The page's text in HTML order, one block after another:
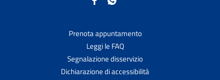
Prenota appuntamento
Leggi le FAQ
Segnalazione disservizio
Dichiarazione di accessibilità